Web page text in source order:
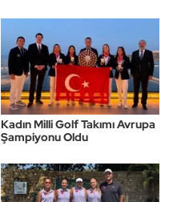
Kadın Milli Golf Takımı Avrupa
Şampiyonu Oldu